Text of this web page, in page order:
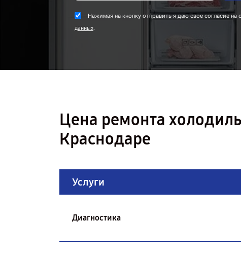
Нажимая на кнопку отправить я даю свое согласие на
данных.
Цена ремонта
Краснодаре
Услуги
Диагностика